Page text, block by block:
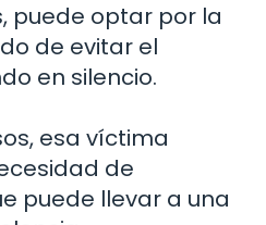
puede optar por la
de evitar el
en silencio.
esa víctima
de
puede llevar a una